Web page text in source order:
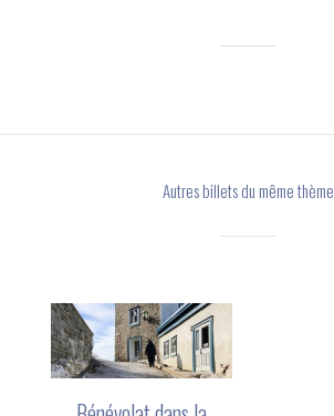
Autres billets du même thème